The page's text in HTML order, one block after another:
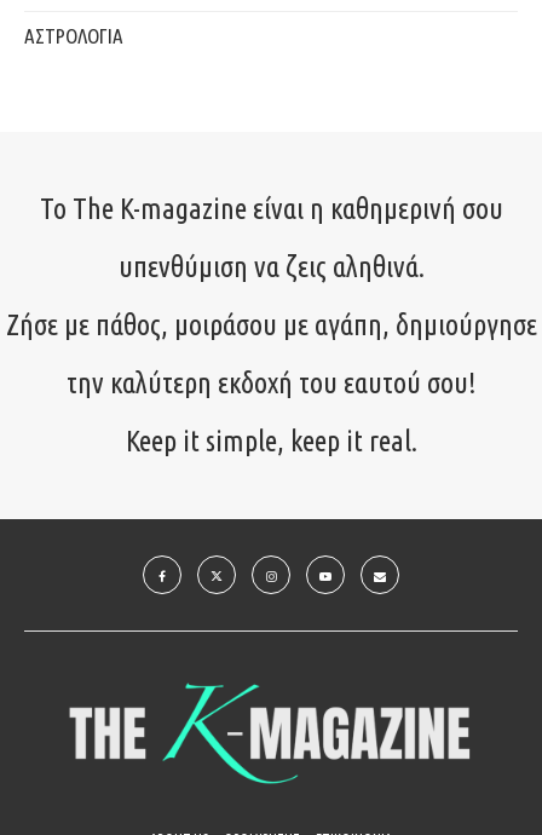
ΑΣΤΡΟΛΟΓΙΑ
Το The K-magazine είναι η καθημερινή σου
υπενθύμιση να ζεις αληθινά.
Ζήσε με πάθος, μοιράσου με αγάπη, δημιούργησε
την καλύτερη εκδοχή του εαυτού σου!
Keep it simple, keep it real.